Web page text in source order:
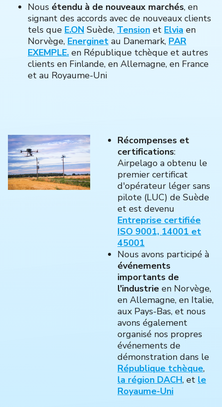
Nous étendu à de nouveaux marchés, en
signant des accords avec de nouveaux clients
tels que E.ON Suède, Tension et Elvia en
Norvège, Energinet au Danemark, PAR
EXEMPLE. en République tchèque et autres
clients en Finlande, en Allemagne, en France
et au Royaume-Uni
Récompenses et
certifications:
Airpelago a obtenu le
premier certificat
d'opérateur léger sans
pilote (LUC) de Suède
et est devenu
Entreprise certifiée
ISO 9001, 14001 et
45001
Nous avons participé à
événements
importants de
l'industrie en Norvège,
en Allemagne, en Italie,
aux Pays-Bas, et nous
avons également
organisé nos propres
événements de
démonstration dans le
République tchèque,
la région DACH, et le
Royaume-Uni